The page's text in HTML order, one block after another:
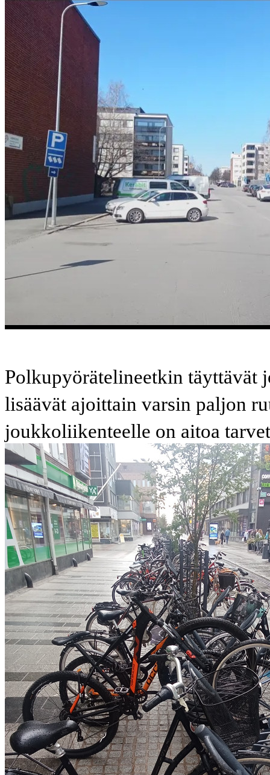
Polkupyörätelineetkin täyttävät
lisäävät ajoittain varsin paljon
joukkoliikenteelle on aitoa